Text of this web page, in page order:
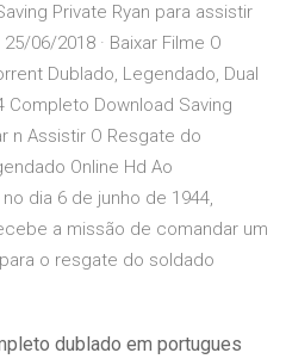
Private Ryan para assistir
06/2018 · Baixar Filme O
Dublado, Legendado, Dual
Completo Download Saving
n Assistir O Resgate do
Online Hd Ao
dia 6 de junho de 1944,
a missão de comandar um
o resgate do soldado
dublado em portugues